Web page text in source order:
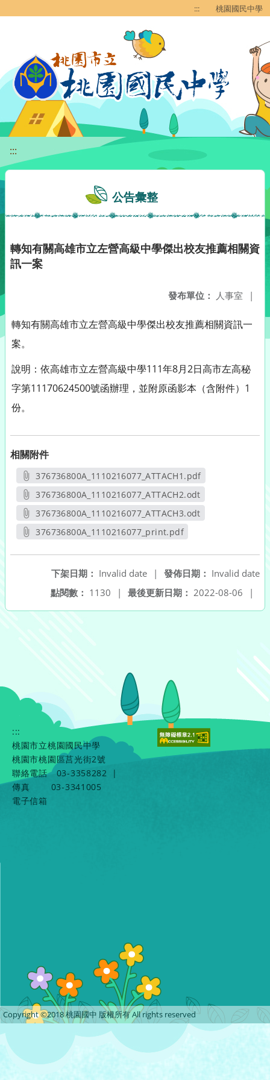
::: 桃園國民中學
:::
公告彙整
轉知有關高雄市立左營高級中學傑出校友推薦相關資
訊一案
發布單位： 人事室 |
轉知有關高雄市立左營高級中學傑出校友推薦相關資訊一
案。
說明：依高雄市立左營高級中學111年8月2日高市左高秘
字第11170624500號函辦理，並附原函影本（含附件）1
份。
相關附件
376736800A_1110216077_ATTACH1.pdf
另開新視窗
376736800A_1110216077_ATTACH2.odt
另開新視窗
376736800A_1110216077_ATTACH3.odt
另開新視窗
376736800A_1110216077_print.pdf
發佈日期： Invalid date
下架日期： Invalid date
|
最後更新日期： 2022-08-06 |
點閱數： 1130 |
:::
桃園市立桃園國民中學
桃園市桃園區莒光街2號
聯絡電話
03-3358282
|
傳真
03-3341005
電子信箱
Copyright ©2018 桃園國中 版權所有 All rights reserved